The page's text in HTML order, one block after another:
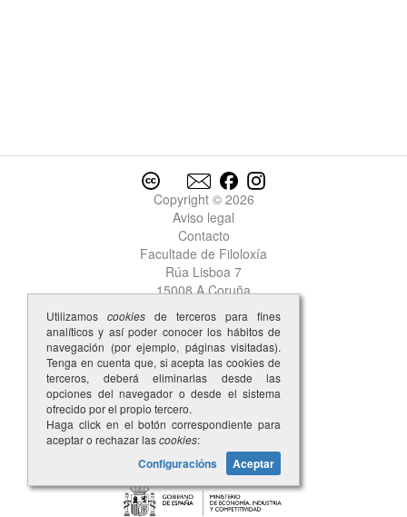
Copyright © 2026
Aviso legal
Contacto
Facultade de Filoloxía
Rúa Lisboa 7
15008 A Coruña
Utilizamos cookies de terceros para fines
analíticos y así poder conocer los hábitos de
navegación (por ejemplo, páginas visitadas).
Tenga en cuenta que, si acepta las cookies de
terceros, deberá eliminarlas desde las
opciones del navegador o desde el sistema
ofrecido por el propio tercero.
Haga click en el botón correspondiente para
aceptar o rechazar lascookies:
Configuracións Aceptar